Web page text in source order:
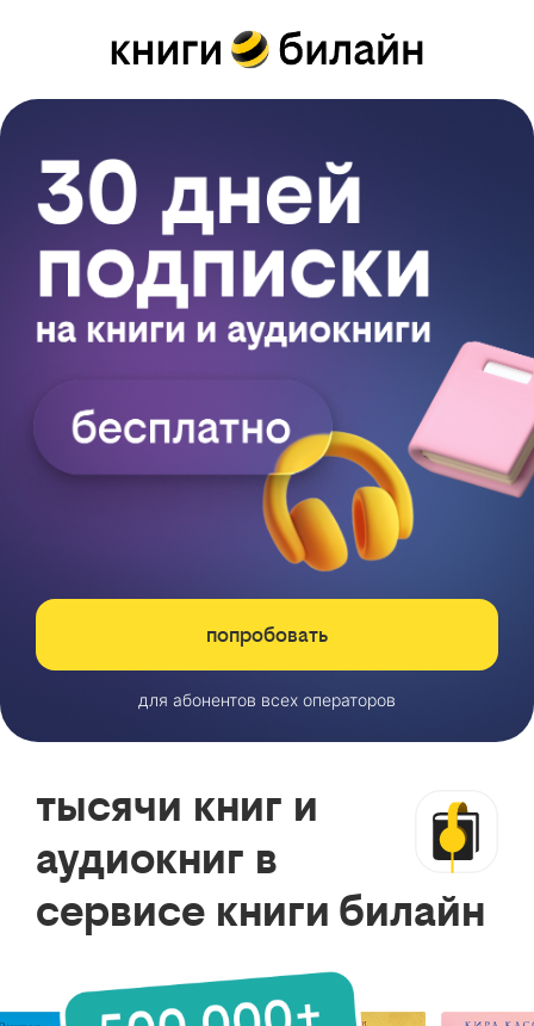
попробовать
для абонентов всех операторов
тысячи книг и
аудиокниг в
сервисе книги билайн